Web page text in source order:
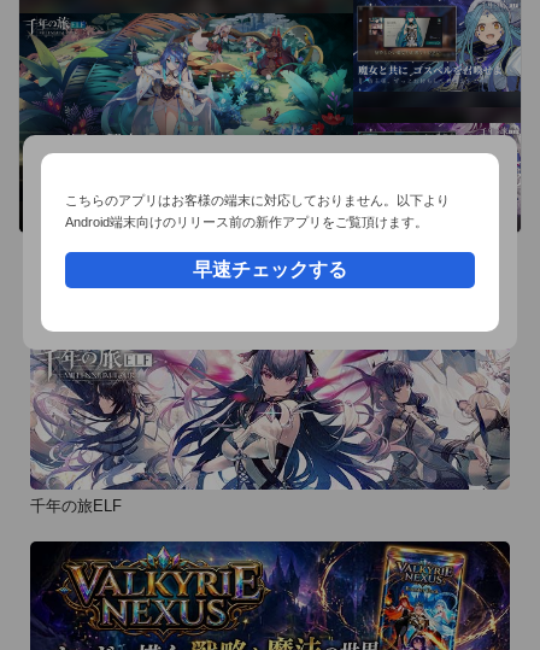
千年の旅ELF
こちらのアプリはお客様の端末に対応しておりません。以下より
Android端末向けのリリース前の新作アプリをご覧頂けます。
早速チェックする